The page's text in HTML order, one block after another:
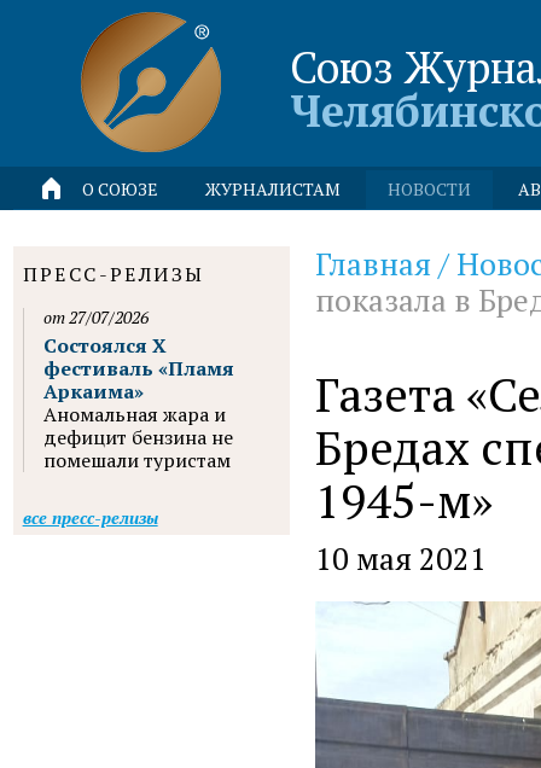
Союз
О СОЮЗЕ ЖУРНАЛИСТАМ НОВОСТИ
Главная /
показала в
Газета
Бредах
1945-м»
10 мая 2021
ПРЕСС-РЕЛИЗЫ
от 27/07/2026
Состоялся X
фестиваль «Пламя
Аркаима»
Аномальная жара и
дефицит бензина не
помешали туристам
все пресс-релизы